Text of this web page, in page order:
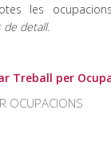
les
de detall.
Treball per
OCUPACIONS